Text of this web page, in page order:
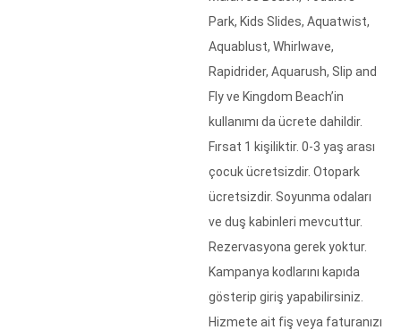
Park, Kids Slides, Aquatwist,
Aquablust, Whirlwave,
Rapidrider, Aquarush, Slip and
Fly ve Kingdom Beach’in
kullanımı da ücrete dahildir.
Fırsat 1 kişiliktir. 0-3 yaş arası
çocuk ücretsizdir. Otopark
ücretsizdir. Soyunma odaları
ve duş kabinleri mevcuttur.
Rezervasyona gerek yoktur.
Kampanya kodlarını kapıda
gösterip giriş yapabilirsiniz.
Hizmete ait fiş veya faturanızı